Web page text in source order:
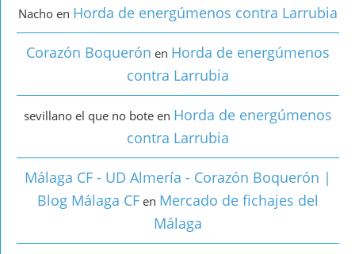
Nacho en Horda de energúmenos contra Larrubia
Corazón Boquerón en Horda de energúmenos
contra Larrubia
sevillano el que no bote en Horda de energúmenos
contra Larrubia
Málaga CF - UD Almería - Corazón Boquerón |
Blog Málaga CF en Mercado de fichajes del
Málaga